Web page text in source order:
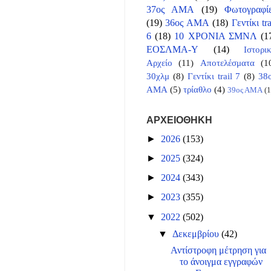
37ος ΑΜΑ
(19)
(19) 36ος ΑΜΑ (18) Γεντίκι
6 (18) 10 ΧΡΟΝΙΑ ΣΜΝΛ
ΕΟΣΛΜΑ-Υ
(14)
Αρχείο
(11) Αποτελέσματα
30χλμ (8) Γεντίκι trail 7 (8)
ΑΜΑ (5) τρίαθλο (4) 39ος ΑΜΑ
ΑΡΧΕΙΟΘΗΚΗ
► 2026 (153)
► 2025 (324)
► 2024 (343)
► 2023 (355)
▼ 2022 (502)
▼ Δεκεμβρίου(42)
Αντίστροφη μέτρηση για
το άνοιγμα εγγραφών